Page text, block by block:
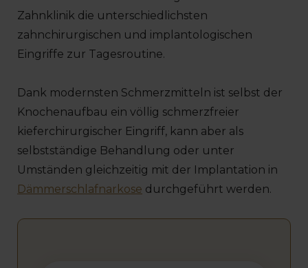
Zahnklinik die unterschiedlichsten
zahnchirurgischen und implantologischen
Eingriffe zur Tagesroutine.
Dank modernsten Schmerzmitteln ist selbst der
Knochenaufbau ein völlig schmerzfreier
kieferchirurgischer Eingriff, kann aber als
selbstständige Behandlung oder unter
Umständen gleichzeitig mit der Implantation in
Dämmerschlafnarkose durchgeführt werden.